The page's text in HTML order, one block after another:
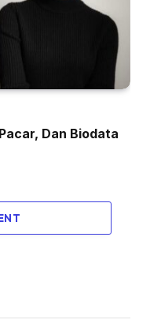
Dan Biodata